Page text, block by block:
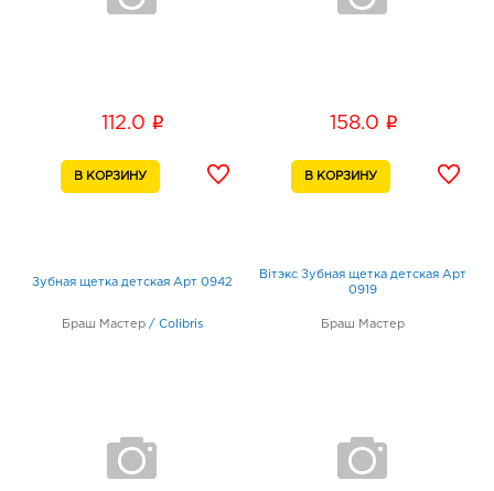
112.0 i 158.0 i
Зубная щетка детская Арт 0942
Браш Мастер / Colibris
Biтэкс Зубная щетка детская Арт
0919
Браш Мастер